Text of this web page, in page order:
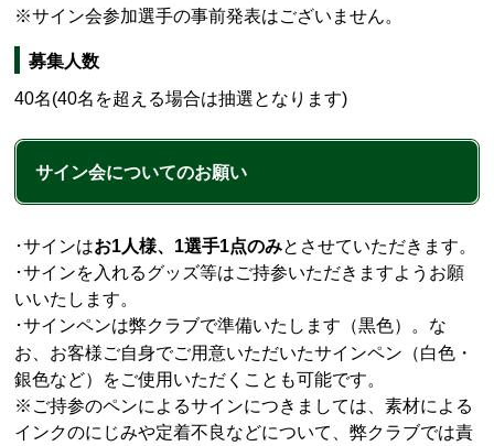
※サイン会参加選手の事前発表はございません。
募集人数
40名(40名を超える場合は抽選となります)
サイン会についてのお願い
･サインはお1人様、1選手1点のみとさせていただきます。
･サインを入れるグッズ等はご持参いただきますようお願
いいたします。
･サインペンは弊クラブで準備いたします（黒色）。な
お、お客様ご自身でご用意いただいたサインペン（白色・
銀色など）をご使用いただくことも可能です。
※ご持参のペンによるサインにつきましては、素材による
インクのにじみや定着不良などについて、弊クラブでは責